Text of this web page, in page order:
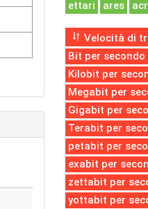
ettari
ares
Velocità di
Bit per secondo
Kilobit per
Megabit per
Gigabit per
Terabit per
petabit per
exabit per
zettabit per
yottabit per